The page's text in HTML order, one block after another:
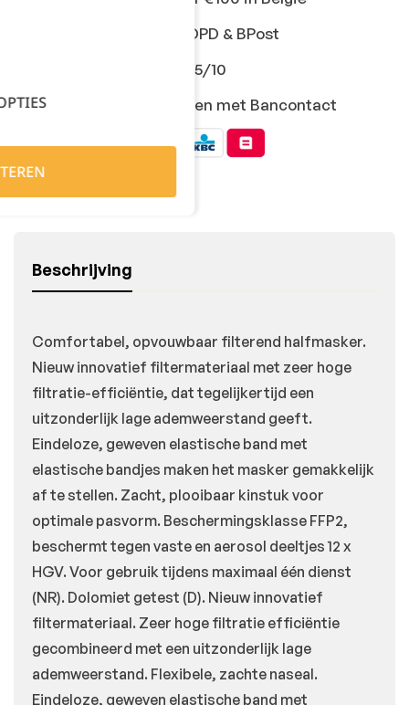
Snelle levering met DPD & BPost
Klanten geven ons 9,5/10
Veilig online afrekenen met Bancontact
Beschrijving
Comfortabel, opvouwbaar filterend halfmasker.
Nieuw innovatief filtermateriaal met zeer hoge
filtratie-efficiëntie, dat tegelijkertijd een
uitzonderlijk lage ademweerstand geeft.
Eindeloze, geweven elastische band met
elastische bandjes maken het masker gemakkelijk
af te stellen. Zacht, plooibaar kinstuk voor
optimale pasvorm. Beschermingsklasse FFP2,
beschermt tegen vaste en aerosol deeltjes 12 x
HGV. Voor gebruik tijdens maximaal één dienst
(NR). Dolomiet getest (D). Nieuw innovatief
filtermateriaal. Zeer hoge filtratie efficiëntie
gecombineerd met een uitzonderlijk lage
ademweerstand. Flexibele, zachte naseal.
Eindeloze, geweven elastische band met